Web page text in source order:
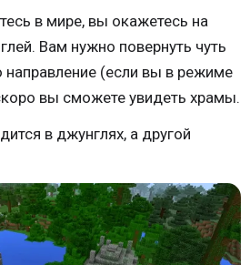
в мире, вы окажетесь на
Вам нужно повернуть чуть
направление (если вы в режиме
вы сможете увидеть храмы.
в джунглях, а другой